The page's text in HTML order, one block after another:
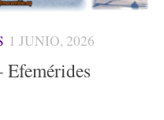
1 JUNIO, 2026